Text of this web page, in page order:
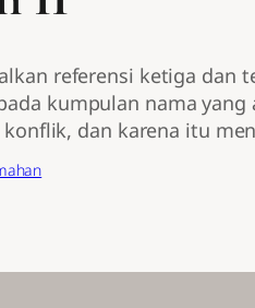
referensi ketiga dan
kumpulan nama
dan karena itu